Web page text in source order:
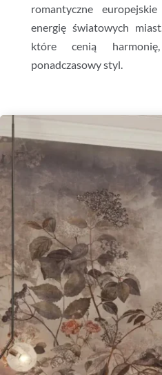
romantyczne
energię światowych
które cenią
ponadczasowy styl.